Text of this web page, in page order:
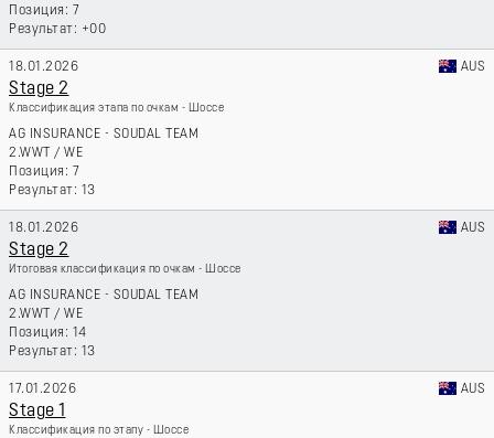
7
+00
18.01.2026 AUS
Stage 2
Классификация этапа по очкам - Шоссе
AG INSURANCE - SOUDAL TEAM
2.WWT / WE
7
13
18.01.2026 AUS
Stage 2
Итоговая классификация по очкам - Шоссе
AG INSURANCE - SOUDAL TEAM
2.WWT / WE
14
13
17.01.2026 AUS
Stage 1
Классификация по этапу - Шоссе